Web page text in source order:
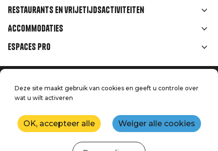
Restaurants en vrijetijdsactiviteiten
Accommodaties
Espaces Pro
Menu
de
Juridische informatie
Druk op
Neem contact met ons op
Kaart
Productie: StudioJuillet
Deze site maakt gebruik van cookies en geeft u controle over
wat u wilt activeren
OK, accepteer alle Weiger alle cookies